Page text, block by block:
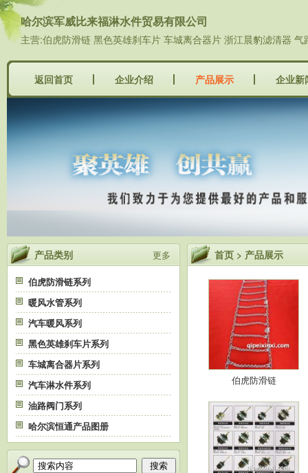
哈尔滨军威比来福淋水件贸易有限公司
主营:伯虎防滑链 黑色英雄刹车片 车城离合器片 浙江晨豹滤清器
返回首页 企业介绍 产品展示 企业新
更多
产品类别
伯虎防滑链系列
暖风水管系列
汽车暖风系列
黑色英雄刹车片系列
车城离合器片系列
汽车淋水件系列
油路阀门系列
哈尔滨恒通产品图册
搜索
首页 > 产品展示
伯虎防滑链